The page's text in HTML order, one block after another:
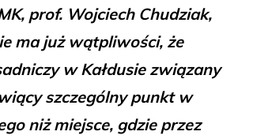
prof. Wojciech Chudziak,
ma już wątpliwości, że
w Kałdusie związany
szczególny punkt w
niż miejsce, gdzie przez